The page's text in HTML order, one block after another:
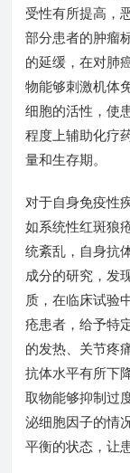
受性有所提高，
部分患者的肿瘤
的延缓，在对肺
物能够刺激机体
细胞的活性，使
程度上辅助化疗
量和生存期。
对于自身免疫性
如系统性红斑狼
统紊乱，自身抗
成分的研究，发
质，在临床试验
疮患者，给予特
的发热、关节疼
抗体水平有所下
取物能够抑制过
泌细胞因子的情
平衡的状态，让